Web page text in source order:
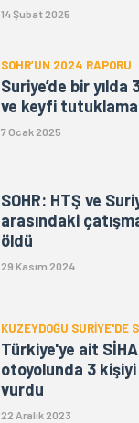
14 Şubat 2025
SOHR’UN 2024 RAPORU
Suriye’de bir yılda
ve keyfi tutuklama
7 Ocak 2025
SOHR: HTŞ ve
arasındaki
öldü
29 Kasım 2024
KUZEYDOĞU SURİYE'DE
Türkiye'ye ait
otoyolunda 3 kişiyi
vurdu
22 Aralık 2023